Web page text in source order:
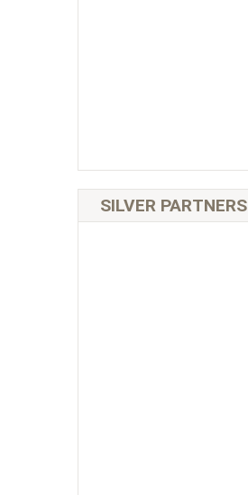
SILVER PARTNERS